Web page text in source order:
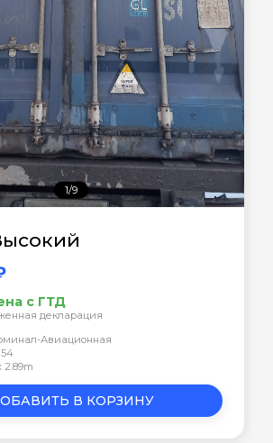
1/9
с ГТД
декларация
Авиационная
2.89m
В КОРЗИНУ